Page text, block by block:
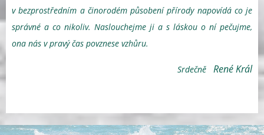
v bezprostředním a činorodém působení přírody napovídá co je
správné a co nikoliv. Naslouchejme ji a s láskou o ní pečujme,
ona nás v pravý čas povznese vzhůru.
Srdečně René Král